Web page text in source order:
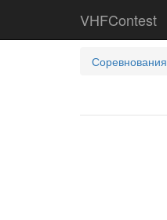
VHFContest
Соревнования